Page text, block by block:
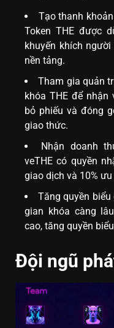
Tạo thanh
Token THE được
khuyến khích
nền tảng.
Tham gia quản
khóa THE để nhận
bỏ phiếu và đóng
giao thức.
Nhận doanh
veTHE có quyền
giao dịch và 10%
Tăng quyền
gian khóa càng
cao, tăng quyền
Đội ngũ